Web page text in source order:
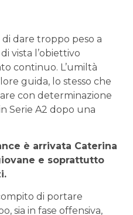
dare troppo peso a
vista l’obiettivo
continuo. L’umiltà
guida, lo stesso che
con determinazione
Serie A2 dopo una
è arrivata Caterina
e soprattutto
di portare
sia in fase offensiva,